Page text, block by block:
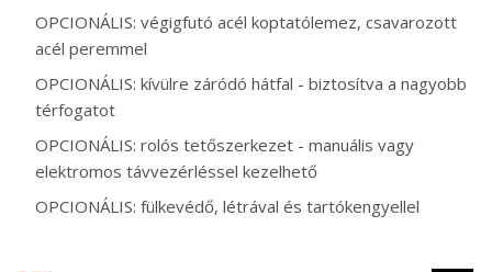
OPCIONÁLIS: végigfutó acél koptatólemez, csavarozott
acél peremmel
OPCIONÁLIS: kívülre záródó hátfal - biztosítva a nagyobb
térfogatot
OPCIONÁLIS: rolós tetőszerkezet - manuális vagy
elektromos távvezérléssel kezelhető
OPCIONÁLIS: fülkevédő, létrával és tartókengyellel